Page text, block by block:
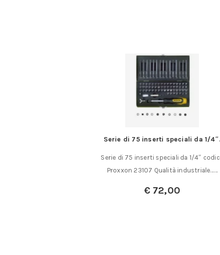
Serie di 75 inserti speciali da 1/
Serie di 75 inserti speciali da 1/4″
Proxxon 23107 Qualità industriale……
€72,00